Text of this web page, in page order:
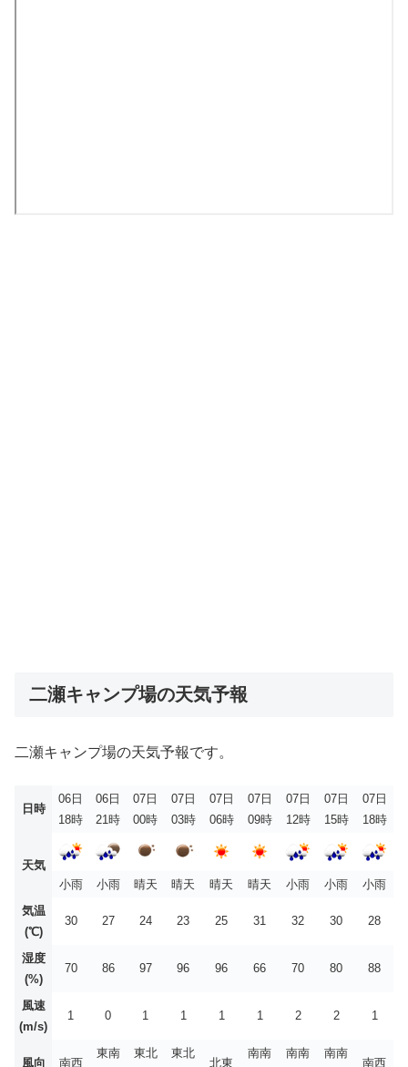
二瀬キャンプ場の天気予報
二瀬キャンプ場の天気予報です。
日時
06日
18時
06日
21時
07日
00時
07日
03時
07日
06時
07日
09時
07日
12時
07日
15時
07日
18時
天気
小雨
小雨 晴天 晴天 晴天 晴天 小雨 小雨
小雨
気温
(℃)
30 27 24 23 25 31 32 30 28
湿度
(%)
70 86 97 96 96 66 70 80 88
風速
(m/s)
1 0 1 1 1 1 2 2 1
風向 南西
東南 東北 東北
北東
南南 南南 南南
南西